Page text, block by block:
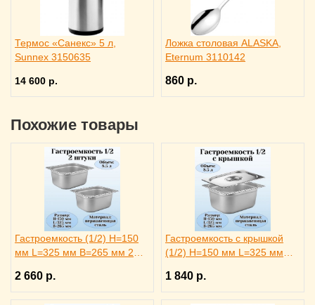
Термос «Санекс» 5 л,
Sunnex 3150635
14 600 р.
Ложка столовая ALASKA,
Eternum 3110142
860 р.
Похожие товары
Гастроемкость (1/2) H=150
мм L=325 мм B=265 мм 2
2 660 р.
Гастроемкость с крышкой
(1/2) H=150 мм L=325 мм
1 840 р.